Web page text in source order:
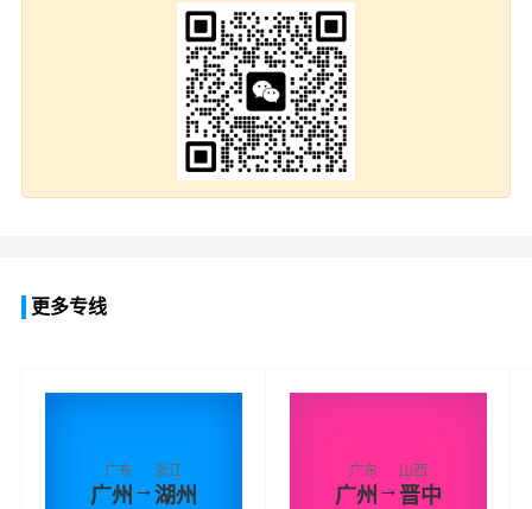
更多专线
广东
广州 →
浙江
湖州
广东
广州 →
山西
晋中